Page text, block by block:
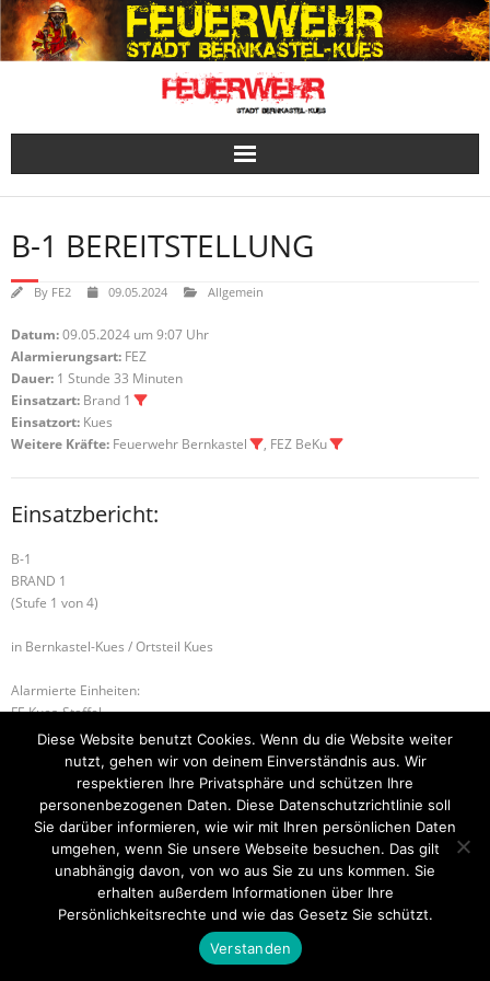
Skip
to
content
B-1 BEREITSTELLUNG
By FE2 09.05.2024 Allgemein
Datum:09.05.2024 um 9:07 Uhr
Alarmierungsart: FEZ
Dauer: 1 Stunde 33 Minuten
Einsatzart: Brand 1
Einsatzort: Kues
Weitere Kräfte: Feuerwehr Bernkastel , FEZ BeKu
Einsatzbericht:
B-1
BRAND 1
(Stufe 1 von 4)
in Bernkastel-Kues / Ortsteil Kues
Alarmierte Einheiten:
FF-Kues-Staffel
FF-Bernkastel-Gruppe
B-2 BRANDMELDEANLAGE B-1 BRANDNACHSCHAU
Startseite Einsätze Mitglied werden Über uns
Kontakt
Think Up Themes Ltd . Powered by
Diese Website benutzt Cookies. Wenn du die Website weiter
nutzt, gehen wir von deinem Einverständnis aus. Wir
respektieren Ihre Privatsphäre und schützen Ihre
personenbezogenen Daten. Diese Datenschutzrichtlinie soll
Sie darüber informieren, wie wir mit Ihren persönlichen Daten
umgehen, wenn Sie unsere Webseite besuchen. Das gilt
unabhängig davon, von wo aus Sie zu uns kommen. Sie
erhalten außerdem Informationen über Ihre
Persönlichkeitsrechte und wie das Gesetz Sie schützt.
Verstanden